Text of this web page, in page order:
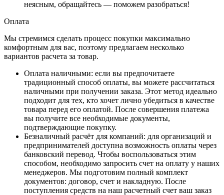
неясным, обращайтесь — поможем разобраться!
Оплата
Мы стремимся сделать процесс покупки максимально
комфортным для вас, поэтому предлагаем несколько
вариантов расчета за товар.
Оплата наличными: если вы предпочитаете
традиционный способ оплаты, вы можете рассчитаться
наличными при получении заказа. Этот метод идеально
подходит для тех, кто хочет лично убедиться в качестве
товара перед его оплатой. После совершения платежа
вы получите все необходимые документы,
подтверждающие покупку.
Безналичный расчёт для компаний: для организаций и
предпринимателей доступна возможность оплаты через
банковский перевод. Чтобы воспользоваться этим
способом, необходимо запросить счет на оплату у наших
менеджеров. Мы подготовим полный комплект
документов: договор, счет и накладную. После
поступления средств на наш расчетный счет ваш заказ